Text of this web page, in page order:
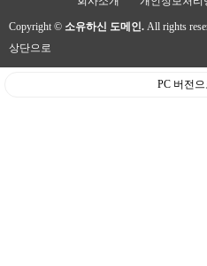
Copyright © 소유하신 도메인. All rights
상단으로
PC 버전으